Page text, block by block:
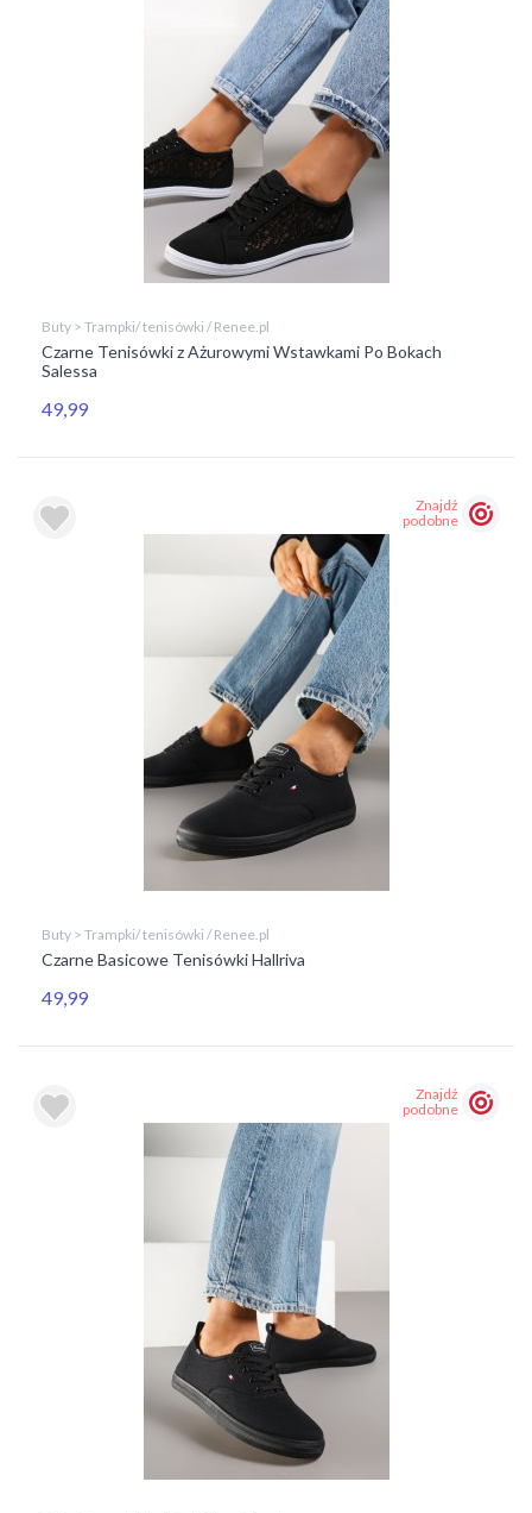
Buty > Trampki/ tenisówki / Renee.pl
Czarne Tenisówki z Ażurowymi Wstawkami Po Bokach
Salessa
49,99
Znajdź
podobne
Buty > Trampki/ tenisówki / Renee.pl
Czarne Basicowe Tenisówki Hallriva
49,99
Znajdź
podobne